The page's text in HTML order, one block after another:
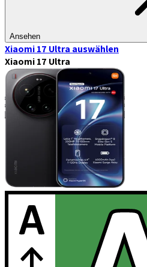
Ansehen
Xiaomi 17 Ultra auswählen
Xiaomi 17 Ultra